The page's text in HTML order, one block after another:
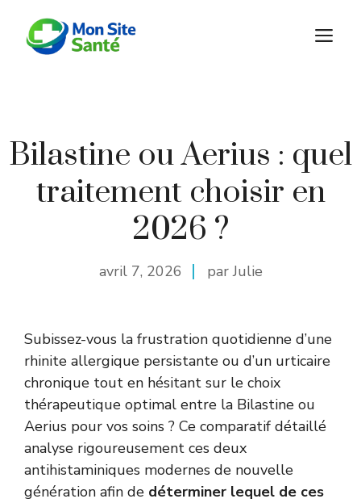
contenu
Bilastine ou Aerius : quel
traitement choisir en
2026 ?
avril 7, 2026 par Julie
Subissez-vous la frustration quotidienne d’une
rhinite allergique persistante ou d’un urticaire
chronique tout en hésitant sur le choix
thérapeutique optimal entre la Bilastine ou
Aerius pour vos soins ? Ce comparatif détaillé
analyse rigoureusement ces deux
antihistaminiques modernes de nouvelle
génération afin de déterminer lequel de ces